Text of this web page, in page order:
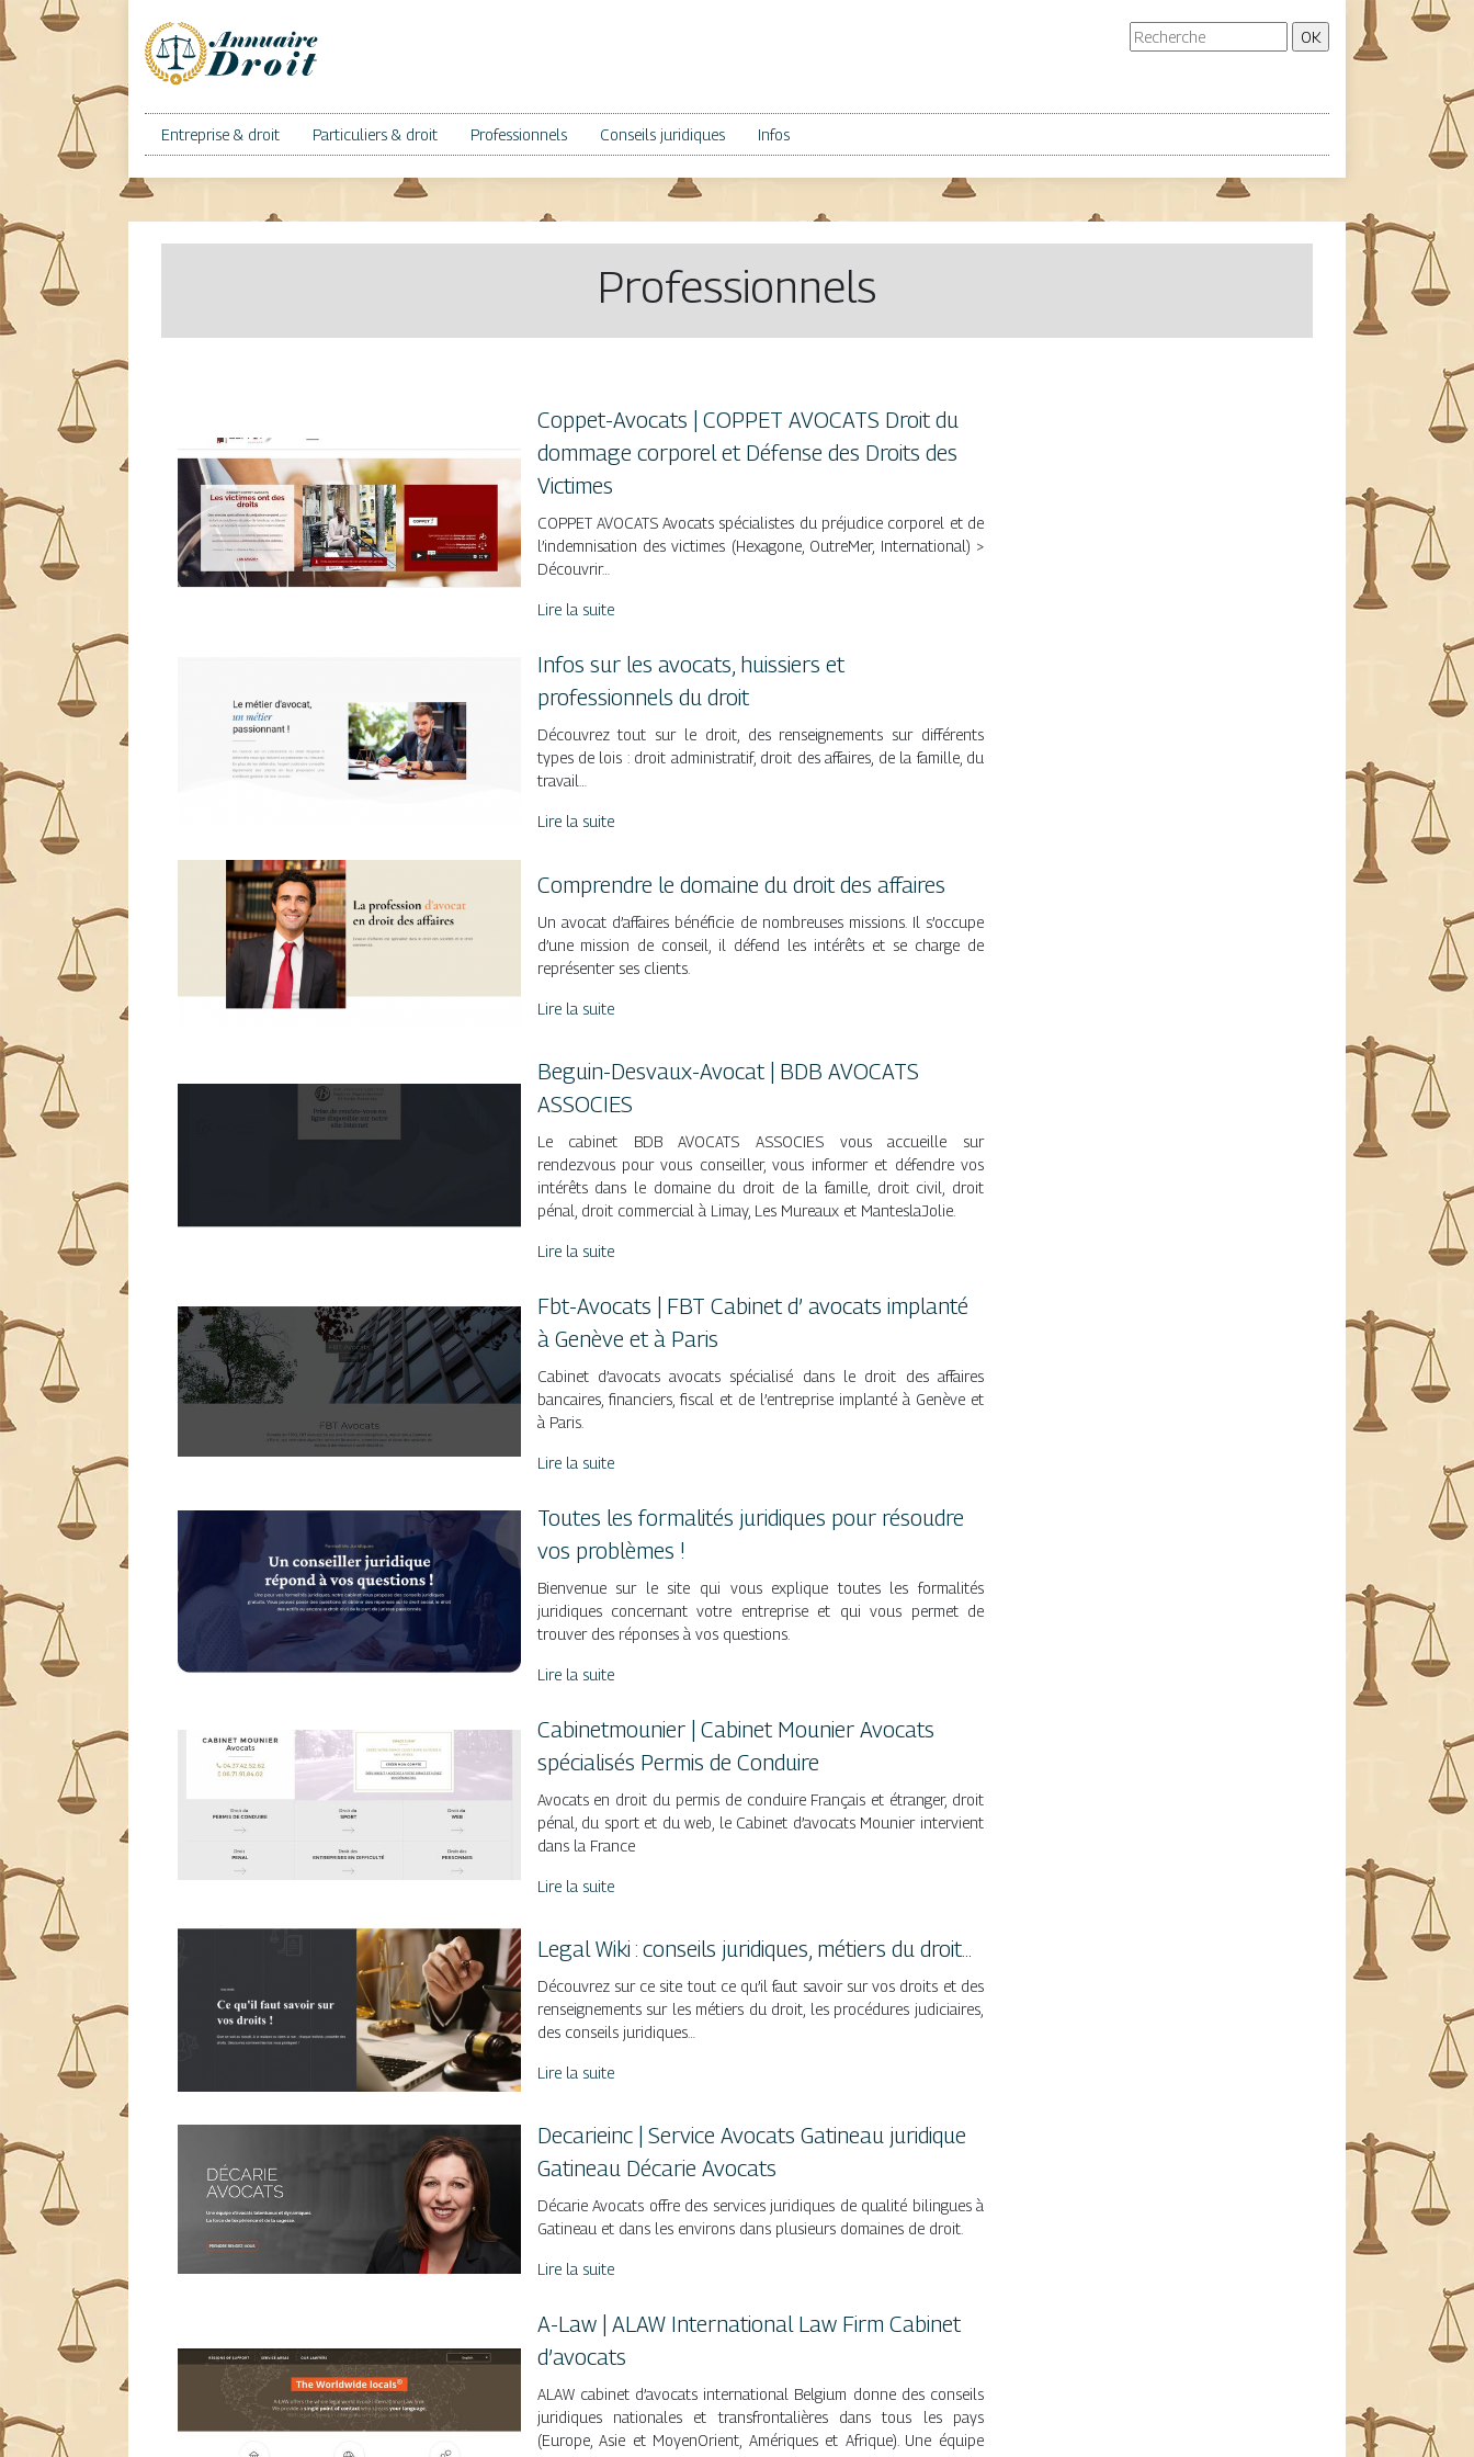
Entreprise & droit Particuliers & droit Professionnels Conseils juridiques Infos
Professionnels
Coppet-Avocats | COPPET AVOCATS Droit du
dommage corporel et Défense des Droits des
Victimes
COPPET AVOCATS Avocats spécialistes du préjudice corporel et de
l’indemnisation des victimes (Hexagone, OutreMer, International) >
Découvrir…
Lire la suite
Infos sur les avocats, huissiers et
professionnels du droit
Découvrez tout sur le droit, des renseignements sur différents
types de lois : droit administratif, droit des affaires, de la famille, du
travail…
Lire la suite
Comprendre le domaine du droit des affaires
Un avocat d’affaires bénéficie de nombreuses missions. Il s’occupe
d’une mission de conseil, il défend les intérêts et se charge de
représenter ses clients.
Lire la suite
Beguin-Desvaux-Avocat | BDB AVOCATS
ASSOCIES
Le cabinet BDB AVOCATS ASSOCIES vous accueille sur
rendezvous pour vous conseiller, vous informer et défendre vos
intérêts dans le domaine du droit de la famille, droit civil, droit
pénal, droit commercial à Limay, Les Mureaux et ManteslaJolie.
Lire la suite
Fbt-Avocats | FBT Cabinet d’ avocats implanté
à Genève et à Paris
Cabinet d’avocats avocats spécialisé dans le droit des affaires
bancaires, financiers, fiscal et de l’entreprise implanté à Genève et
à Paris.
Lire la suite
Toutes les formalités juridiques pour résoudre
vos problèmes !
Bienvenue sur le site qui vous explique toutes les formalités
juridiques concernant votre entreprise et qui vous permet de
trouver des réponses à vos questions.
Lire la suite
Cabinetmounier | Cabinet Mounier Avocats
spécialisés Permis de Conduire
Avocats en droit du permis de conduire Français et étranger, droit
pénal, du sport et du web, le Cabinet d’avocats Mounier intervient
dans la France
Lire la suite
Legal Wiki : conseils juridiques, métiers du droit…
Découvrez sur ce site tout ce qu’il faut savoir sur vos droits et des
renseignements sur les métiers du droit, les procédures judiciaires,
des conseils juridiques…
Lire la suite
Decarieinc | Service Avocats Gatineau juridique
Gatineau Décarie Avocats
Décarie Avocats offre des services juridiques de qualité bilingues à
Gatineau et dans les environs dans plusieurs domaines de droit.
Lire la suite
A-Law | ALAW In­ter­natio­nal Law Firm Cabinet
d’avocats
ALAW cabinet d’avocats international Belgium donne des conseils
juridiques nationales et transfrontalières dans tous les pays
(Europe, Asie et MoyenOrient, Amériques et Afrique). Une équipe